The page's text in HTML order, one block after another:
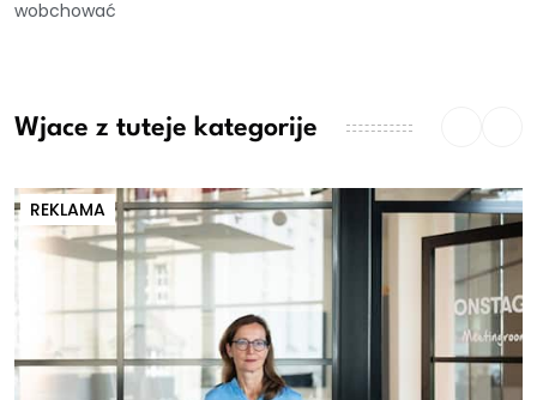
wobchować
Wjace z tuteje kategorije
REKLAMA